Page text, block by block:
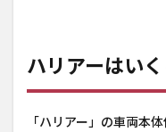
ハリアーはい
「ハリアー」の車両本